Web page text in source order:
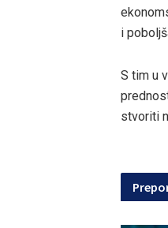
i
S tim u
stvoriti